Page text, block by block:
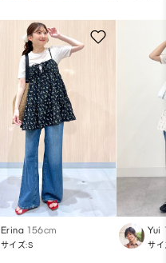
Erina 156cm
サイズ:S
Yui
サ